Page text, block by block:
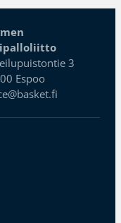
3
Espoo